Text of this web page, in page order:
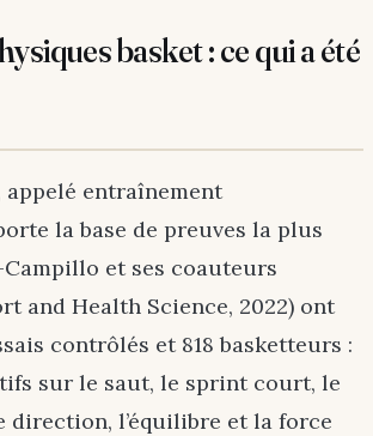
basket : ce qui a été
appelé entraînement
la base de preuves la plus
et ses coauteurs
and Health Science, 2022) ont
contrôlés et 818 basketteurs :
sur le saut, le sprint court, le
direction, l’équilibre et la force